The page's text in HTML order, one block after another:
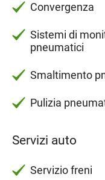
Convergenza
Sistemi di
pneumatici
Smaltimento
Pulizia
Servizi auto
Servizio freni